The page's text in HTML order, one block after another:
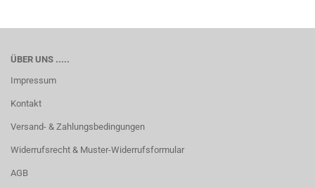
ÜBER UNS .....
Impressum
Kontakt
Versand- & Zahlungsbedingungen
Widerrufsrecht & Muster-Widerrufsformular
AGB